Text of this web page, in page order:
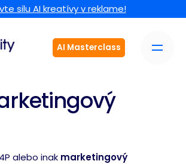
silu AI kreatívy v reklame!
AI Masterclass
alebo inak marketingový